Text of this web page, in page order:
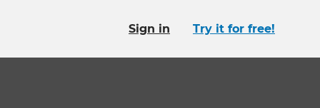
Sign in Try it for free!